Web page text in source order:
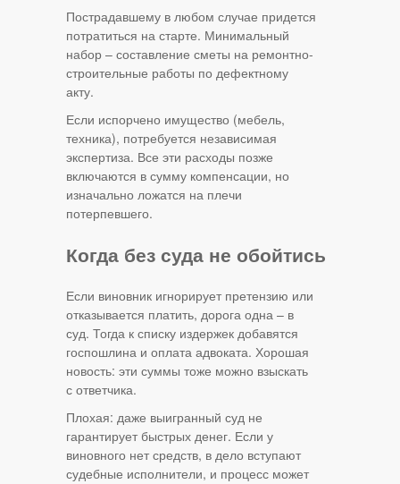
Пострадавшему в любом случае придется
потратиться на старте. Минимальный
набор – составление сметы на ремонтно-
строительные работы по дефектному
акту.
Если испорчено имущество (мебель,
техника), потребуется независимая
экспертиза. Все эти расходы позже
включаются в сумму компенсации, но
изначально ложатся на плечи
потерпевшего.
Когда без суда не обойтись
Если виновник игнорирует претензию или
отказывается платить, дорога одна – в
суд. Тогда к списку издержек добавятся
госпошлина и оплата адвоката. Хорошая
новость: эти суммы тоже можно взыскать
с ответчика.
Плохая: даже выигранный суд не
гарантирует быстрых денег. Если у
виновного нет средств, в дело вступают
судебные исполнители, и процесс может